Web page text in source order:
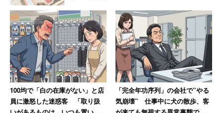
100均で「白の在庫がない」と店
員に激怒した迷惑客 「取り扱
「完全年功序列」の会社で”やる
気崩壊” 仕事中に犬の散歩、客